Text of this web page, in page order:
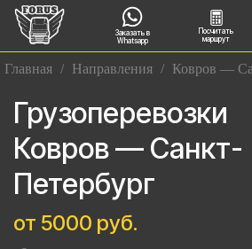
Заказать в
Whatsapp
Посчитать
маршрут
Главная / Направления / Ковров —
Грузоперевозки
Ковров — Санкт-
Петербург
от 5000 руб.